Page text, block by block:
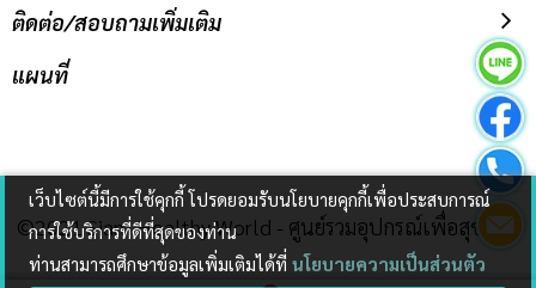
เว็บไซต์นี้มีการใช้คุกกี้ โปรดยอมรับนโยบายคุกกี้เพื่อประสบการณ์
การใช้บริการที่ดีที่สุดของท่าน
ท่านสามารถศึกษาข้อมูลเพิ่มเติมได้ที่ นโยบายความเป็นส่วนตัว
ติดต่อ/สอบถามเพิ่มเติม
แผนที่
©2021 Siam Healthy World - ศูนย์รวมอุปกรณ์เพื่อสุขภาพ